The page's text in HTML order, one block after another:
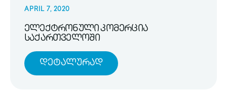
APRIL 7, 2020
ელექტრონული კომერცია
საქართველოში
Დეტალურად